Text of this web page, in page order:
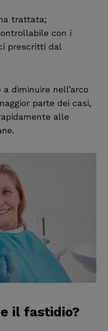
trattata;
con i
prescritti dal
diminuire nell’arco
parte dei casi,
alle
il fastidio?